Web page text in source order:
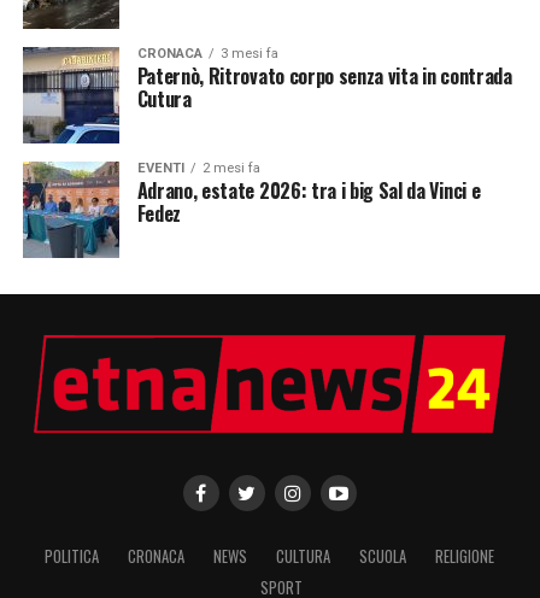
CRONACA 3 mesi fa
Paternò, Ritrovato corpo senza vita in contrada
Cutura
EVENTI 2 mesi fa
Adrano, estate 2026: tra i big Sal da Vinci e
Fedez
POLITICA CRONACA NEWS CULTURA SCUOLA
RELIGIONE
SPORT